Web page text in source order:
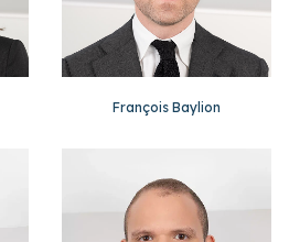
François Baylion